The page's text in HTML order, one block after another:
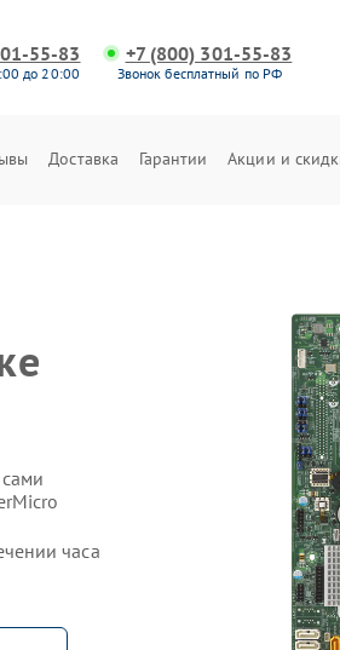
55-83
до 20:00
+7 (800) 301-55-83
Звонок бесплатный по РФ
Доставка Гарантии Акции и
часа